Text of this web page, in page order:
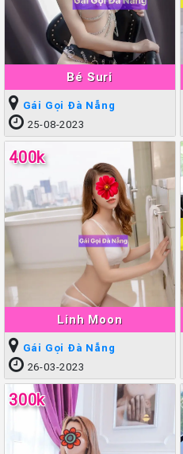
Bé Suri
Gái Gọi Đà Nẵng
25-08-2023
Linh Moon
400k
Gái Gọi Đà Nẵng
26-03-2023
300k